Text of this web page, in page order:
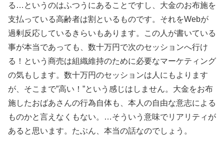
る…というのはふつうにあることですし、大金のお布施を
支払っている高齢者は割といるものです。それをWebが
過剰反応しているきらいもあります。この人が書いている
事が本当であっても、数十万円で次のセッションへ行け
る！という商売は組織維持のために必要なマーケティング
の気もします。数十万円のセッションは人にもよります
が、そこまで”高い！”という感じはしません。大金をお布
施したおばあさんの行為自体も、本人の自由な意志による
ものかと言えなくもない。…そういう意味でリアリティが
あると思います。たぶん、本当の話なのでしょう。